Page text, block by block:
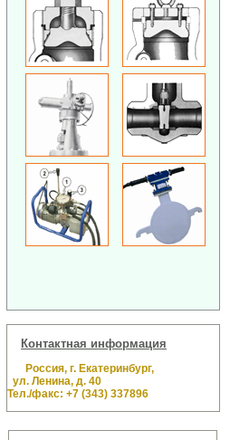
Контактная информация
Россия, г. Екатеринбург,
ул. Ленина, д. 40
Тел./факс: +7 (343) 337896